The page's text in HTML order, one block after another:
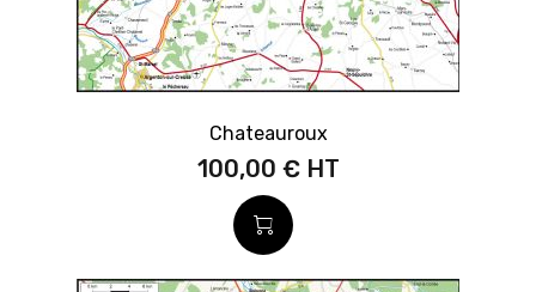
Chateauroux
100,00 €